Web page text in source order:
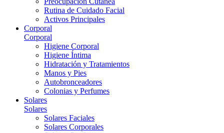
Rutina de Cuidado Facial
Activos Principales
Corporal
Corporal
Higiene Corporal
Higiene Íntima
Hidratación y Tratamientos
Manos y Pies
Autobronceadores
Colonias y Perfumes
Solares
Solares
Solares Faciales
Solares Corporales